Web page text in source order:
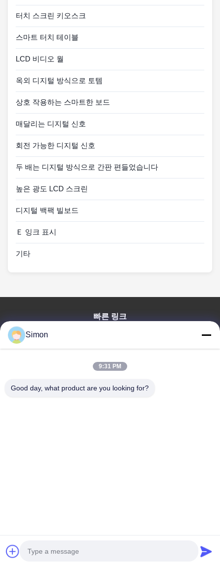
터치 스크린 키오스크
스마트 터치 테이블
LCD 비디오 월
옥외 디지털 방식으로 토템
상호 작용하는 스마트한 보드
매달리는 디지털 신호
회전 가능한 디지털 신호
두 배는 디지털 방식으로 간판 편들었습니다
높은 광도 LCD 스크린
디지털 백팩 빌보드
Ｅ 잉크 표시
기타
빠른 링크
제품
비디오
블로그
© 2026 Dongguan VETO technology co. LTD. All Rights Reserved.
Simon
9:31 PM
Good day, what product are you looking for?